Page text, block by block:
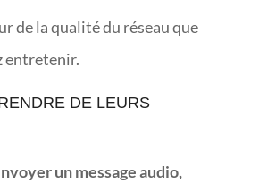
de la qualité du réseau que
entretenir.
DE LEURS
un message audio,